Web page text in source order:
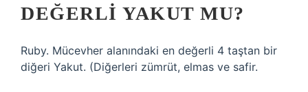
DEĞERLI YAKUT MU?
Ruby. Mücevher alanındaki en değerli 4 taştan bir
diğeri Yakut. (Diğerleri zümrüt, elmas ve safir.